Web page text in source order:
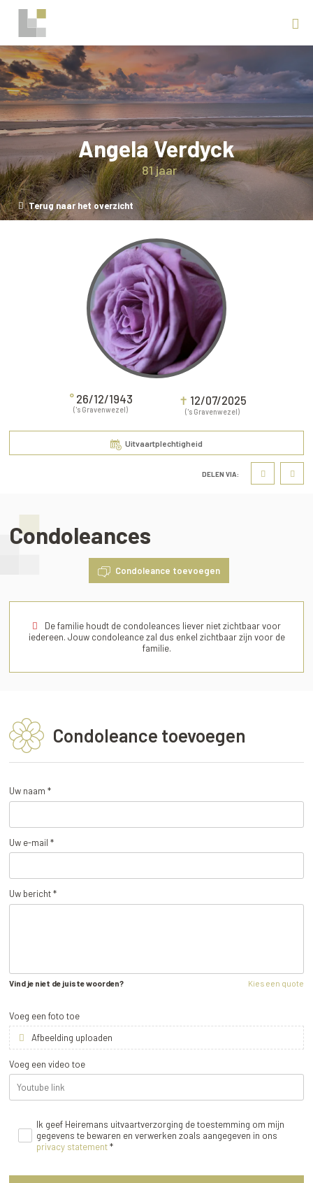
Angela Verdyck
81 jaar
Terug naar het overzicht
° 26/12/1943
('s Gravenwezel)
✝ 12/07/2025
('s Gravenwezel)
DELEN VIA:
Uitvaartplechtigheid
Condoleances
Condoleance toevoegen
De familie houdt de condoleances liever niet zichtbaar voor
iedereen. Jouw condoleance zal dus enkel zichtbaar zijn voor de
familie.
Condoleance toevoegen
Uw naam *
Uw e-mail *
Uw bericht *
Vind je niet de juiste woorden? Kies een quote
Voeg een foto toe
Afbeelding uploaden
Voeg een video toe
Ik geef Heiremans uitvaartverzorging de toestemming om mijn
gegevens te bewaren en verwerken zoals aangegeven in ons
privacy statement*